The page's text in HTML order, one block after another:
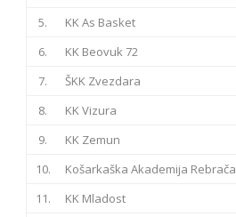
5.
KK As Basket
6.
KK Beovuk 72
7.
ŠKK Zvezdara
8.
KK Vizura
9.
KK Zemun
10.
Košarkaška Akademija Rebrača
11.
KK Mladost